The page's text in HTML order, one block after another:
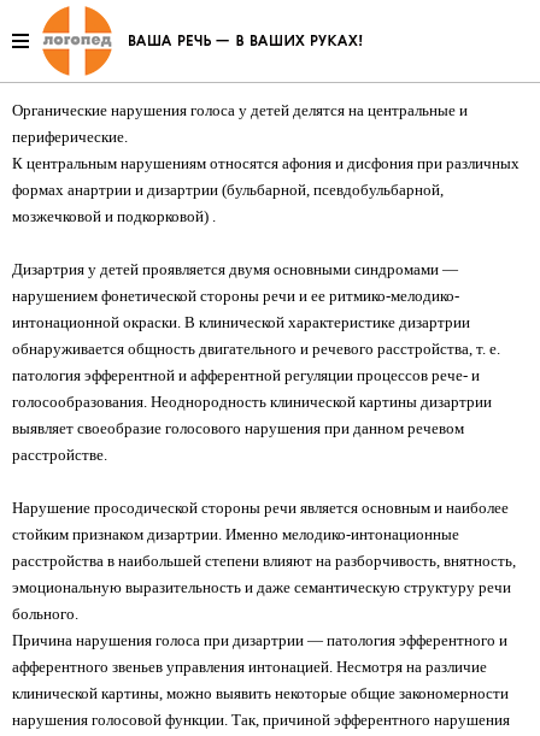
Органические нарушения голоса
Органические нарушения голоса у детей делятся на центральные и
периферические.
К центральным нарушениям относятся афония и дисфония при различных
формах анартрии и дизартрии (бульбарной, псевдобульбарной,
мозжечковой и подкорковой) .
Дизартрия у детей проявляется двумя основными синдромами —
нарушением фонетической стороны речи и ее ритмико-мелодико-
интонационной окраски. В клинической характеристике дизартрии
обнаруживается общность двигательного и речевого расстройства, т. е.
патология эфферентной и афферентной регуляции процессов рече- и
голосообразования. Неоднородность клинической картины дизартрии
выявляет своеобразие голосового нарушения при данном речевом
расстройстве.
Нарушение просодической стороны речи является основным и наиболее
стойким признаком дизартрии. Именно мелодико-интонационные
расстройства в наибольшей степени влияют на разборчивость, внятность,
эмоциональную выразительность и даже семантическую структуру речи
больного.
Причина нарушения голоса при дизартрии — патология эфферентного и
афферентного звеньев управления интонацией. Несмотря на различие
клинической картины, можно выявить некоторые общие закономерности
нарушения голосовой функции. Так, причиной эфферентного нарушения